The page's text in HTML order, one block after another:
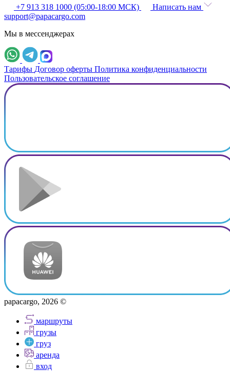
+7 913 318 1000 (05:00-18:00 МСК)
Написать нам
support@papacargo.com
Мы в мессенджерах
Тарифы Договор оферты Политика конфиденциальности
Пользовательское соглашение
papacargo, 2026 ©
маршруты
грузы
груз
аренда
вход